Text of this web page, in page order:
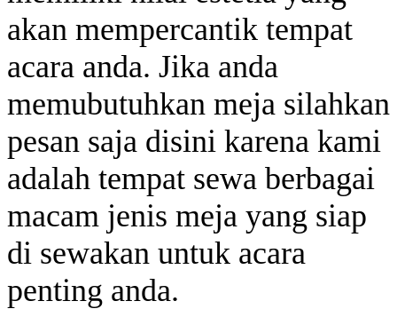
akan mempercantik tempat
acara anda. Jika anda
memubutuhkan meja silahkan
pesan saja disini karena kami
adalah tempat sewa berbagai
macam jenis meja yang siap
di sewakan untuk acara
penting anda.